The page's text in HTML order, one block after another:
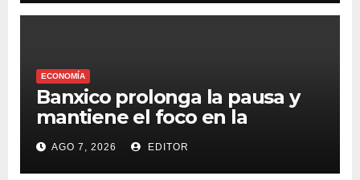
ECONOMÍA
Banxico prolonga la pausa y
mantiene el foco en la
inflación
AGO 7, 2026 EDITOR